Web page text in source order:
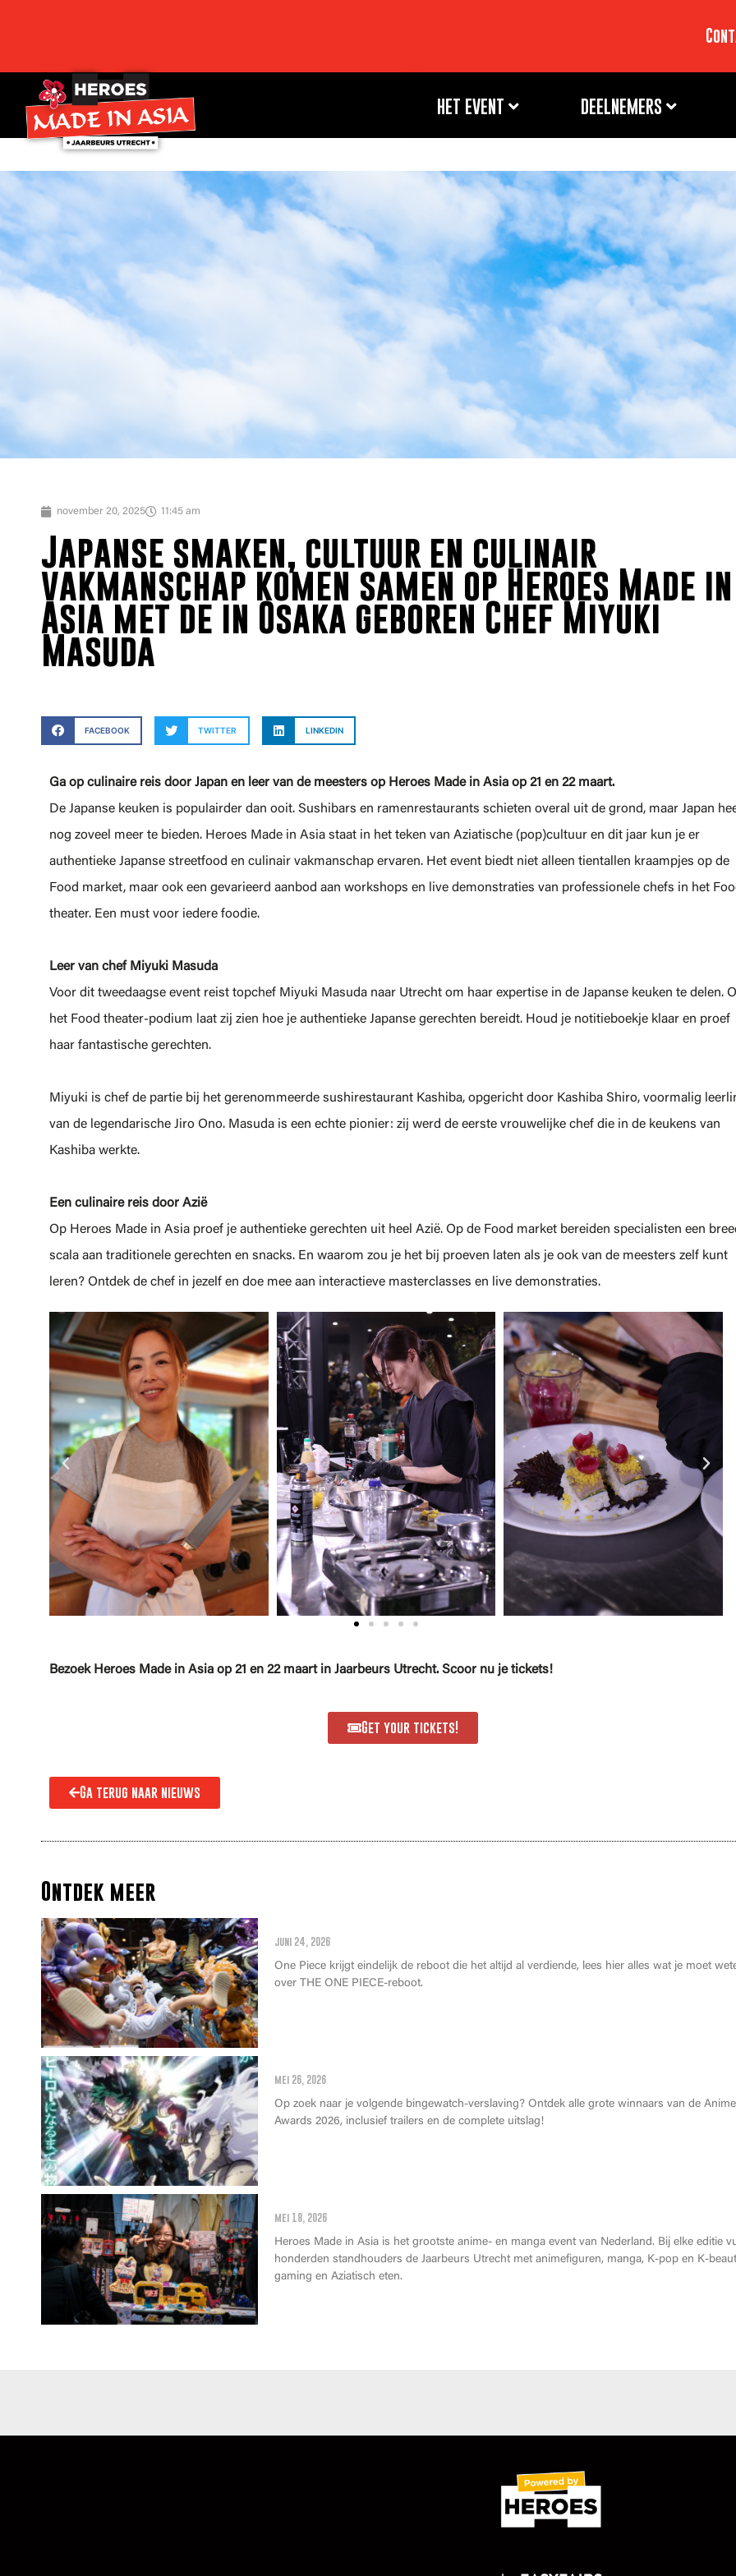
HET EVENT DEELNEMERS
november 20, 2025 11:45 am
Japanse smaken, cultuur en culinair
vakmanschap komen samen op Heroes Made in
Asia met de in Osaka geboren Chef Miyuki
Masuda
FACEBOOK TWITTER LINKEDIN
Ga op culinaire reis door Japan en leer van de meesters op Heroes Made in Asia op 21 en 22 maart.
De Japanse keuken is populairder dan ooit. Sushibars en ramenrestaurants schieten overal uit de grond, maar Japan
nog zoveel meer te bieden. Heroes Made in Asia staat in het teken van Aziatische (pop)cultuur en dit jaar kun je er
authentieke Japanse streetfood en culinair vakmanschap ervaren. Het event biedt niet alleen tientallen kraampjes op de
Food market, maar ook een gevarieerd aanbod aan workshops en live demonstraties van professionele chefs in het
theater. Een must voor iedere foodie.
Leer van chef Miyuki Masuda
Voor dit tweedaagse event reist topchef Miyuki Masuda naar Utrecht om haar expertise in de Japanse keuken te delen.
het Food theater-podium laat zij zien hoe je authentieke Japanse gerechten bereidt. Houd je notitieboekje klaar en proef
haar fantastische gerechten.
Miyuki is chef de partie bij het gerenommeerde sushirestaurant Kashiba, opgericht door Kashiba Shiro, voormalig
van de legendarische Jiro Ono. Masuda is een echte pionier: zij werd de eerste vrouwelijke chef die in de keukens van
Kashiba werkte.
Een culinaire reis door Azië
Op Heroes Made in Asia proef je authentieke gerechten uit heel Azië. Op de Food market bereiden specialisten een
scala aan traditionele gerechten en snacks. En waarom zou je het bij proeven laten als je ook van de meesters zelf kunt
leren? Ontdek de chef in jezelf en doe mee aan interactieve masterclasses en live demonstraties.
Bezoek Heroes Made in Asia op 21 en 22 maart in Jaarbeurs Utrecht. Scoor nu je tickets!
Get your tickets!
Ga terug naar nieuws
Ontdek meer
juni 24, 2026
One Piece krijgt eindelijk de reboot die het altijd al verdiende, lees hier alles wat je moet
over THE ONE PIECE-reboot.
mei 26, 2026
Op zoek naar je volgende bingewatch-verslaving? Ontdek alle grote winnaars van de Anime
Awards 2026, inclusief trailers en de complete uitslag!
mei 18, 2026
Heroes Made in Asia is het grootste anime- en manga event van Nederland. Bij elke editie
honderden standhouders de Jaarbeurs Utrecht met animefiguren, manga, K-pop en K-
gaming en Aziatisch eten.